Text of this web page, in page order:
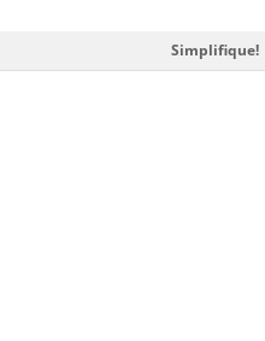
Simplifique!